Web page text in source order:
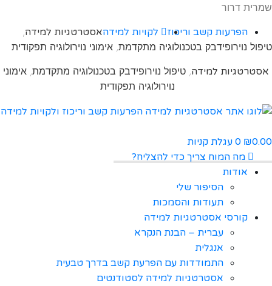
שמרית דרור
הפרעות קשב וריכוז לקויות למידהאסטרטגיות למידה,
טיפול נוירופידבק בטכנולוגיה מתקדמת, אימוני נוירולוגיה תפקודית
אסטרטגיות למידה, טיפול נוירופידבק בטכנולוגיה מתקדמת, אימוני
נוירולוגיה תפקודית
₪0.00
0 עגלת קניות
מה המוח צריך כדי להצליח?
אודות
הסיפור שלי
תעודות והסמכות
קורסי אסטרטגיות למידה
עברית – הבנת הנקרא
אנגלית
התמודדות עם הפרעת קשב בדרך טבעית
אסטרטגיות למידה לסטודנטים